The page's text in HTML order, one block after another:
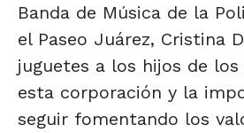
Banda de Música de la
el Paseo Juárez, Cristina
juguetes a los hijos de
esta corporación y la
seguir fomentando los